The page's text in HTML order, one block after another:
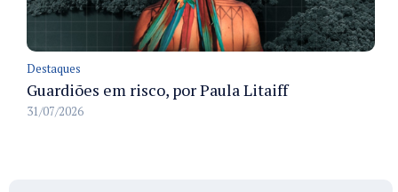
Destaques
Guardiões em risco, por Paula Litaiff
31/07/2026